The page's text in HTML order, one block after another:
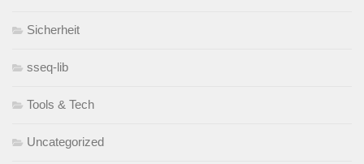
Sicherheit
sseq-lib
Tools & Tech
Uncategorized